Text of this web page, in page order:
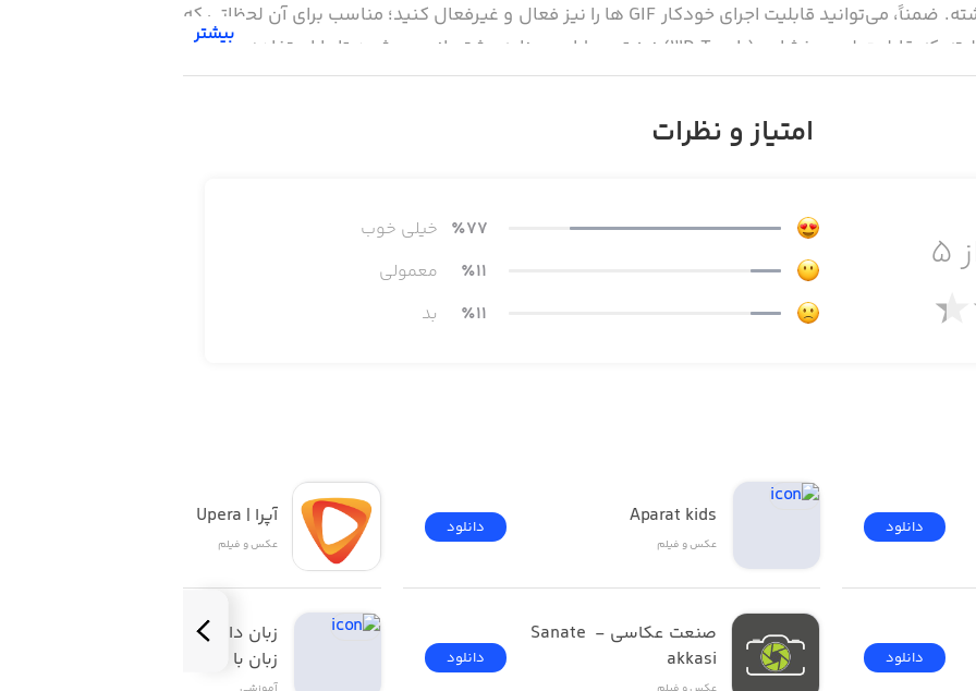
حال سریع‌تر از همیشه، اما به آسانی گذشته. ضمناً، می‌توانید قابلیت اجرای خودکار GIF ها را نیز فعال و غیرفعال کنید؛ مناسب برای آن لحظاتی که
اتصال اینترنت شما ضعیف شده است. البته که قابلیت لمس فشاری (3D Touch) نیز توسط این برنامه پشتیبانی می‌شود تا با استفاده از آن، به
GIF های موردنظر دسترسی سریع داشته باشید. همچنین می‌توانید با استفاده از ابزار Sticker Maker (برای iOS 12 یا بالاتر) و امکانات
· از Game of Thrones تا Hunger Games، می‌توانید GIF های مربوط به دنیای سرگرمی را نیز پیدا کنید؛ از عکس‌های خنده‌دار تا فیلم، موسیقی و
بیشتر
امتیاز و نظرات
۵ ٪77
خیلی خوب
٪11
معمولی
٪11 بد
دانلود
دانلود
Aparat kids
عکس و فیلم
دانلود
صنعت عکاسی - Sanate
akkasi
دانلود
آپرا | Upera
عکس و فیلم
زبان با فیلم